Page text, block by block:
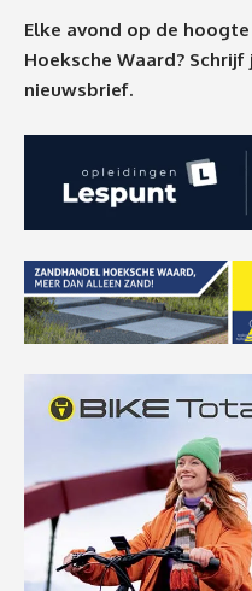
Elke avond op de
Hoeksche Waard? Schrijf
nieuwsbrief.